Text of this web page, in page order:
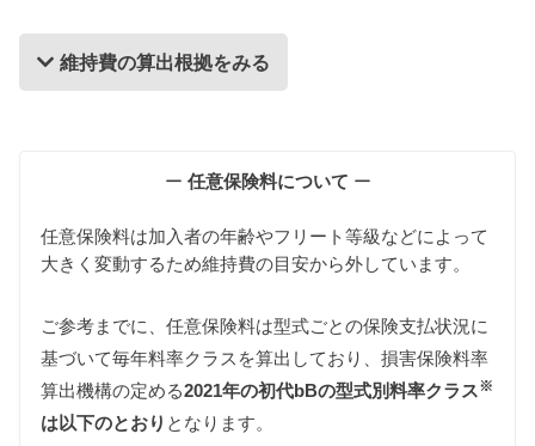
維持費の算出根拠をみる
維持費の算出根拠
自動車税
自動車税は排気量によって異なりますが、初代bBは
すべて同じ課税グレード（1000〜1500cc）に該当し
ー 任意保険料について ー
任意保険料は加入者の年齢やフリート等級などによって
大きく変動するため維持費の目安から外しています。
ご参考までに、任意保険料は型式ごとの保険支払状況に
基づいて毎年料率クラスを算出しており、損害保険料率
算出機構の定める2021年の初代bBの型式別料率クラス※
は以下のとおり となります。